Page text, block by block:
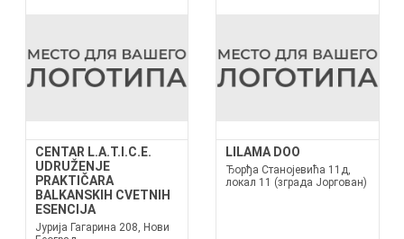
CENTAR L.A.T.I.C.E.
UDRUŽENJE
PRAKTIČARA
BALKANSKIH CVETNIH
ESENCIJA
Јурија Гагарина 208, Нови
LILAMA DOO
Ђорђа Станојевића 11д,
локал 11 (зграда Јоргован)